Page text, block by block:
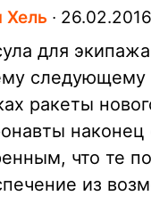
Хель ∙ 26.02.2016
для
следующему
ракеты
что те
из